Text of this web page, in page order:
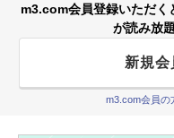
m3.com会員登録いただく
が読み放
新規会
m3.com会員の